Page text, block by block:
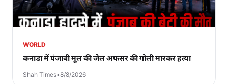
WORLD
कनाडा में पंजाबी मूल की जेल अफसर की गोली मारकर हत्या
Shah Times•8/8/2026